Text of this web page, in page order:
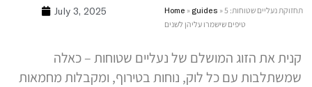
July 3, 2025 Home » guides »תחזוקת נעליים שטוחות: 5
טיפים שישמרו עליהן לשנים
קנית את הזוג המושלם של נעליים שטוחות – כאלה
שמשתלבות עם כל לוק, נוחות בטירוף, ומקבלות מחמאות